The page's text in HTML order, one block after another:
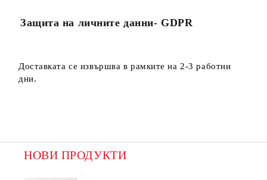
Защита на личните данни- GDPR
Доставката се извършва в рамките на 2-3 работни
дни.
НОВИ ПРОДУКТИ